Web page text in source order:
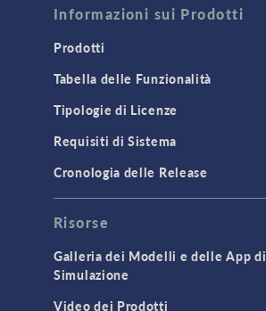
Informazioni sui Prodotti
Prodotti
Tabella delle Funzionalità
Tipologie di Licenze
Requisiti di Sistema
Cronologia delle Release
Risorse
Galleria dei Modelli e delle App di
Simulazione
Video dei Prodotti